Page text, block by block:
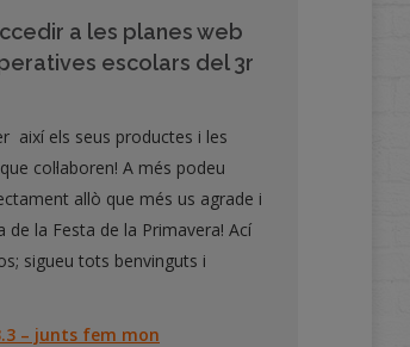
a les planes web
escolars del 3r
així els seus productes i les
col·laboren! A més podeu
allò que més us agrade i
de la Festa de la Primavera! Ací
sigueu tots benvinguts i
– junts fem mon